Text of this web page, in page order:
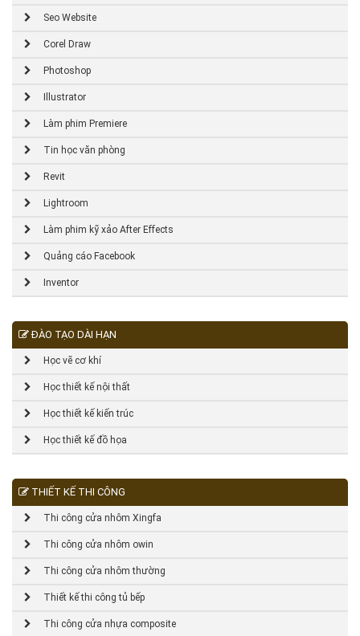
Seo Website
Corel Draw
Photoshop
Illustrator
Làm phim Premiere
Tin học văn phòng
Revit
Lightroom
Làm phim kỹ xảo After Effects
Quảng cáo Facebook
Inventor
ĐÀO TẠO DÀI HẠN
Học vẽ cơ khí
Học thiết kế nội thất
Học thiết kế kiến trúc
Học thiết kế đồ họa
THIẾT KẾ THI CÔNG
Thi công cửa nhôm Xingfa
Thi công cửa nhôm owin
Thi công cửa nhôm thường
Thiết kế thi công tủ bếp
Thi công cửa nhựa composite